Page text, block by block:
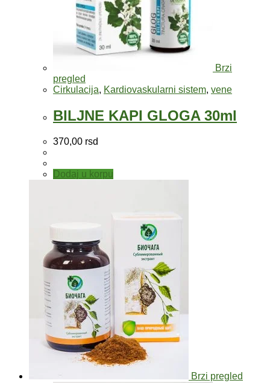
Brzi
pregled
Cirkulacija, Kardiovaskularni sistem, vene
BILJNE KAPI GLOGA 30ml
370,00 rsd
Dodaj u korpu
Brzi pregled